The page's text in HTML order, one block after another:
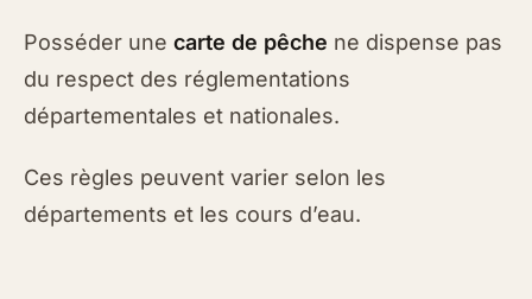
Posséder une carte de pêche ne dispense pas
du respect des réglementations
départementales et nationales.
Ces règles peuvent varier selon les
départements et les cours d’eau.